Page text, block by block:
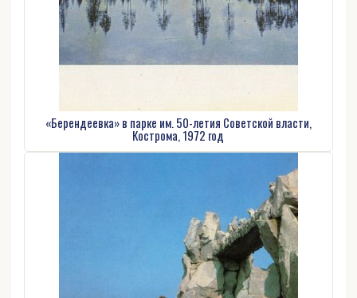
«Берендеевка» в парке им. 50-летия Советской власти,
Кострома, 1972 год